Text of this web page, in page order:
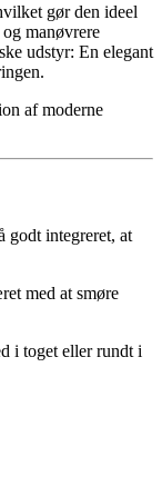
gør den ideel
manøvrere
udstyr: En elegant
af moderne
godt integreret, at
med at smøre
i toget eller rundt i